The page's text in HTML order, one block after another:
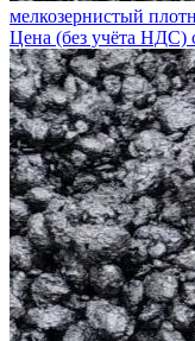
мелкозернистый
Цена (без учёта НДС)